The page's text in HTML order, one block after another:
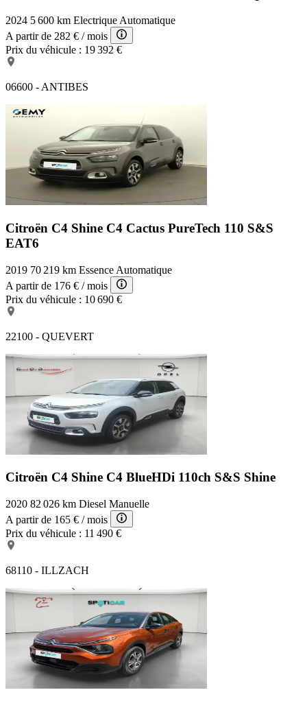
2024 5 600 km Electrique Automatique
A partir de 282 € / mois
Prix du véhicule : 19 392 €
06600 - ANTIBES
Citroën C4 Shine C4 Cactus PureTech 110 S&S
EAT6
2019 70 219 km Essence Automatique
A partir de 176 € / mois
Prix du véhicule : 10 690 €
22100 - QUEVERT
Citroën C4 Shine C4 BlueHDi 110ch S&S Shine
2020 82 026 km Diesel Manuelle
A partir de 165 € / mois
Prix du véhicule : 11 490 €
68110 - ILLZACH